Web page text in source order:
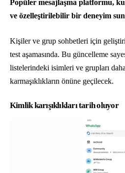
Popüler mesajlaşma platformu,
ve özelleştirilebilir bir deneyim
Kişiler ve grup sohbetleri için
test aşamasında. Bu güncelleme
listelerindeki isimleri ve grupları
karmaşıklıkların önüne geçilecek.
Kimlik karışıklıkları tarih oluyor